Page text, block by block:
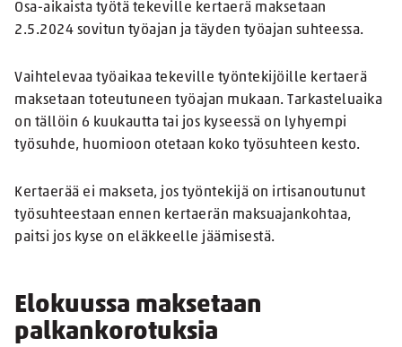
Osa-aikaista työtä tekeville kertaerä maksetaan
2.5.2024 sovitun työajan ja täyden työajan suhteessa.
Vaihtelevaa työaikaa tekeville työntekijöille kertaerä
maksetaan toteutuneen työajan mukaan. Tarkasteluaika
on tällöin 6 kuukautta tai jos kyseessä on lyhyempi
työsuhde, huomioon otetaan koko työsuhteen kesto.
Kertaerää ei makseta, jos työntekijä on irtisanoutunut
työsuhteestaan ennen kertaerän maksuajankohtaa,
paitsi jos kyse on eläkkeelle jäämisestä.
Elokuussa maksetaan
palkankorotuksia